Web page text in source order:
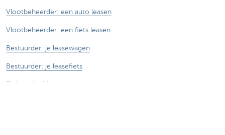
Vlootbeheerder: een auto leasen
Vlootbeheerder: een fiets leasen
Bestuurder: je leasewagen
Bestuurder: je leasefiets
Elektrisch rijden